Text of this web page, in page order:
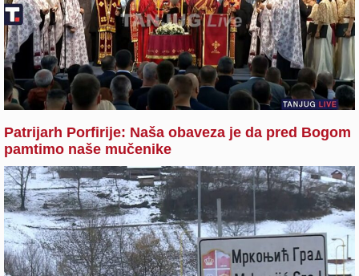
Patrijarh Porfirije: Naša obaveza je da pred Bogom
pamtimo naše mučenike